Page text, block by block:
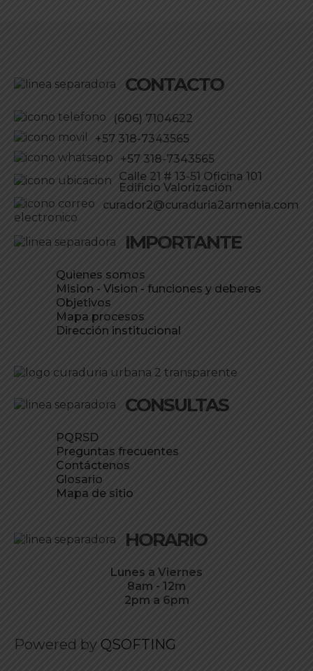
CONTACTO
(606) 7104622
+57 318-7343565
+57 318-7343565
Calle 21 # 13-51 Oficina 101
Edificio Valorización
curador2@curaduria2armenia.com
IMPORTANTE
Quienes somos
Mision - Vision - funciones y deberes
Objetivos
Mapa procesos
Dirección institucional
CONSULTAS
PQRSD
Preguntas frecuentes
Contáctenos
Glosario
Mapa de sitio
HORARIO
Lunes a Viernes
8am - 12m
2pm a 6pm
Powered by QSOFTING